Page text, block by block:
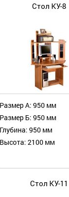
Стол КУ-8
Размер А: 950 мм
Размер Б: 950 мм
Глубина: 950 мм
Высота: 2100 мм
Стол КУ-11